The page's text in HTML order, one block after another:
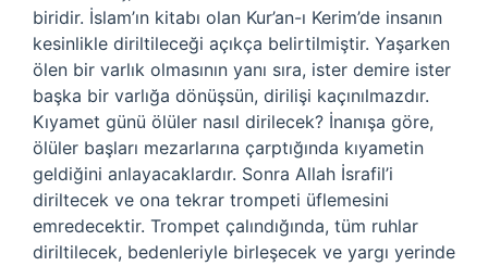
biridir. İslam’ın kitabı olan Kur’an-ı Kerim’de insanın
kesinlikle diriltileceği açıkça belirtilmiştir. Yaşarken
ölen bir varlık olmasının yanı sıra, ister demire ister
başka bir varlığa dönüşsün, dirilişi kaçınılmazdır.
Kıyamet günü ölüler nasıl dirilecek? İnanışa göre,
ölüler başları mezarlarına çarptığında kıyametin
geldiğini anlayacaklardır. Sonra Allah İsrafil’i
diriltecek ve ona tekrar trompeti üflemesini
emredecektir. Trompet çalındığında, tüm ruhlar
diriltilecek, bedenleriyle birleşecek ve yargı yerinde